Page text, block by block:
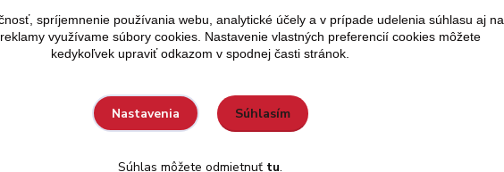
spríjemnenie používania webu, analytické účely a v prípade udelenia súhlasu aj na
využívame súbory cookies. Nastavenie vlastných preferencií cookies môžete
kedykoľvek upraviť odkazom v spodnej časti stránok.
Nastavenia Súhlasím
Súhlas môžete odmietnuť tu.